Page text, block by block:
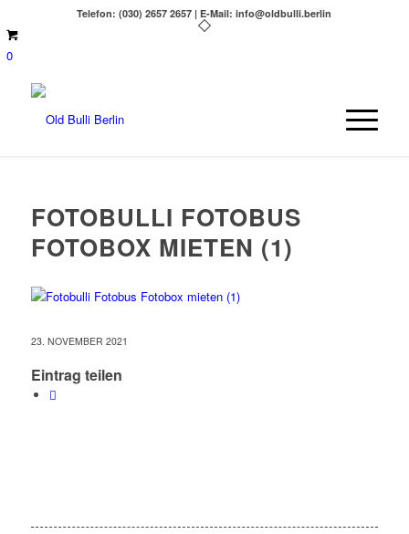
Telefon: (030) 2657 2657 | E-Mail: info@oldbulli.berlin
0
FOTOBULLI FOTOBUS
FOTOBOX MIETEN (1)
23. NOVEMBER 2021
Eintrag teilen